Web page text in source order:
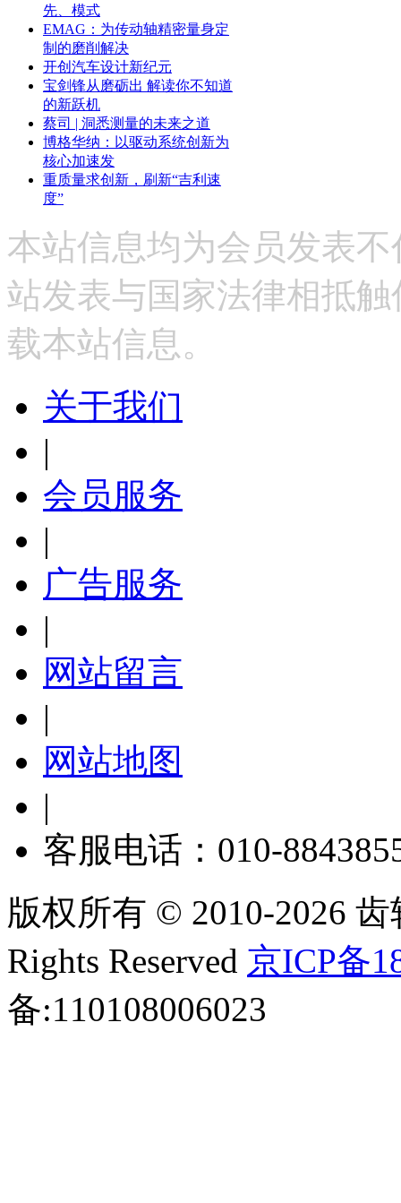
先、模式
EMAG：为传动轴精密量身定
制的磨削解决
开创汽车设计新纪元
宝剑锋从磨砺出 解读你不知道
的新跃机
蔡司 | 洞悉测量的未来之道
博格华纳：以驱动系统创新为
核心加速发
重质量求创新，刷新“吉利速
度”
本站信息均为会员发表
站发表与国家法律相抵
载本站信息。
关于我们
|
会员服务
|
广告服务
|
网站留言
|
网站地图
|
客服电话：010-
版权所有 © 2010-2026
Rights Reserved 京ICP备
备:110108006023